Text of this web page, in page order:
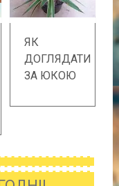
ЯК
ДОГЛЯДАТИ
ЗА ЮКОЮ